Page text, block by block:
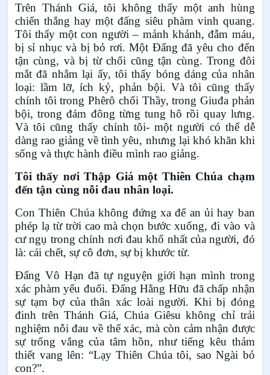
Trên Thánh Giá, tôi không thấy một anh hùng
chiến thắng hay một đấng siêu phàm vinh quang.
Tôi thấy một con người – mảnh khảnh, đẫm máu,
bị sỉ nhục và bị bỏ rơi. Một Đấng đã yêu cho đến
tận cùng, và bị từ chối cũng tận cùng. Trong đôi
mắt đã nhắm lại ấy, tôi thấy bóng dáng của nhân
loại: lầm lỡ, ích kỷ, phản bội. Và tôi cũng thấy
chính tôitrong Phêrô chối Thầy, trong Giuđa phản
bội, trong đám đông từng tung hô rồi quay lưng.
Và tôi cũng thấy chính tôi-một người có thể dễ
dàng rao giảng về tình yêu, nhưng lại khó khăn khi
sống và thực hành điều mình rao giảng.
Tôi thấy nơi Thập Giá một Thiên Chúa chạm
đến tận cùng nỗi đau nhân loại.
Con Thiên Chúa không đứng xa để an ủi hay ban
phép lạ từ trời cao mà chọn bước xuống, đi vào và
cư ngụ trong chính nơi đau khổ nhất của người, đó
là: cái chết, sự cô đơn, sự bị khước từ.
Đấng Vô Hạn đã tự nguyện giới hạn mình trong
xác phàm yếu đuối. Đấng Hằng Hữu đã chấp nhận
sự tạm bợ của thân xác loài người. Khi bị đóng
đinh trên Thánh Giá, Chúa Giêsu không chỉ trải
nghiệm nỗi đau về thể xác, mà còn cảm nhận được
sự trống vắng của tâm hồn, như tiếng kêu thảm
thiết vang lên: “Lạy Thiên Chúa tôi, sao Ngài bỏ
con?”.